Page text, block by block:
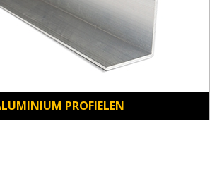
PROFIELEN